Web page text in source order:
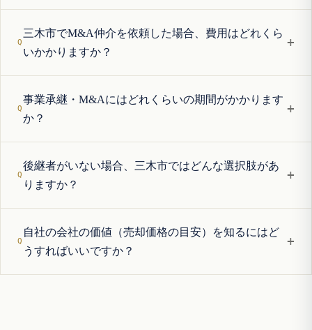
三木市でM&A仲介を依頼した場合、費用はどれくら
いかかりますか？
+
事業承継・M&Aにはどれくらいの期間がかかります
か？
+
後継者がいない場合、三木市ではどんな選択肢があ
りますか？
+
自社の会社の価値（売却価格の目安）を知るにはど
うすればいいですか？
+